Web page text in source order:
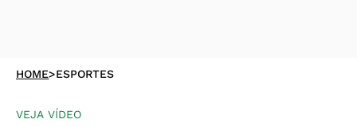
HOME>ESPORTES
VEJA VÍDEO